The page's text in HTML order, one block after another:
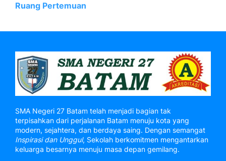
Ruang Pertemuan
SMA Negeri 27 Batam telah menjadi bagian tak
terpisahkan dari perjalanan Batam menuju kota yang
modern, sejahtera, dan berdaya saing. Dengan semangat
Inspirasi dan Unggul, Sekolah berkomitmen mengantarkan
keluarga besarnya menuju masa depan gemilang.